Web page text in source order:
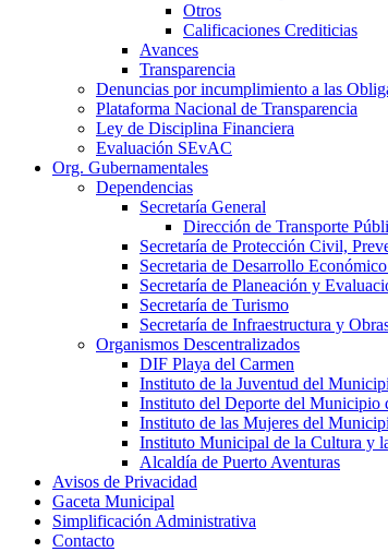
Otros
Calificaciones Crediticias
Avances
Transparencia
Denuncias por incumplimiento a las
Plataforma Nacional de Transparencia
Ley de Disciplina Financiera
Evaluación SEvAC
Org. Gubernamentales
Dependencias
Secretaría General
Dirección de Transporte
Secretaría de Protección Civil,
Secretaria de Desarrollo
Secretaría de Planeación y
Secretaría de Turismo
Secretaría de Infraestructura y
Organismos Descentralizados
DIF Playa del Carmen
Instituto de la Juventud del
Instituto del Deporte del Municipio
Instituto de las Mujeres del
Instituto Municipal de la Cultura y
Alcaldía de Puerto Aventuras
Avisos de Privacidad
Gaceta Municipal
Simplificación Administrativa
Contacto